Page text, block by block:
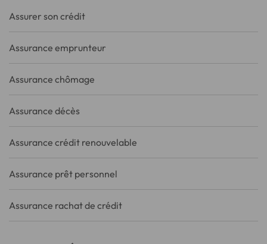
Assurer son crédit
Assurance emprunteur
Assurance chômage
Assurance décès
Assurance crédit renouvelable
Assurance prêt personnel
Assurance rachat de crédit